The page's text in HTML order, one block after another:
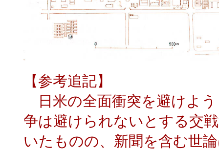
【参考追記】
日米の全面衝突を避けよ
争は避けられないとする交
いたものの、新聞を含む世